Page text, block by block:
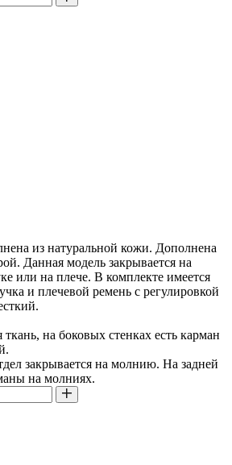
из натуральной кожи. Дополнена
Данная модель закрывается на
или на плече. В комплекте имеется
и плечевой ремень с регулировкой
на боковых стенках есть карман
закрывается на молнию. На задней
на молниях.